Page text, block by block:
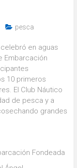
pesca
en aguas
Embarcación
10 primeros
El Club Náutico
de pesca y a
grandes
Fondeada